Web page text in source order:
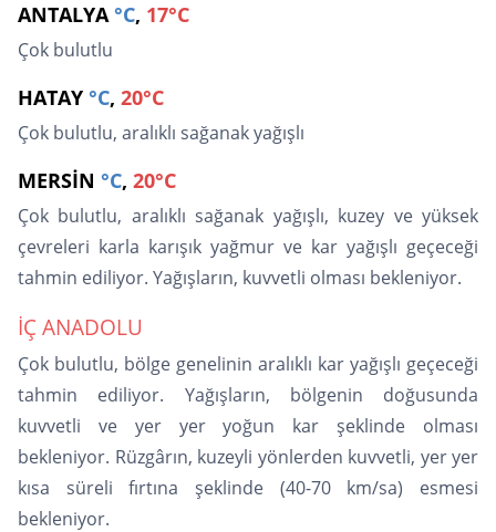
ANTALYA °C, 17°C
Çok bulutlu
HATAY °C, 20°C
Çok bulutlu, aralıklı sağanak yağışlı
MERSİN °C, 20°C
Çok bulutlu, aralıklı sağanak yağışlı, kuzey ve yüksek
çevreleri karla karışık yağmur ve kar yağışlı geçeceği
tahmin ediliyor. Yağışların, kuvvetli olması bekleniyor.
İÇ ANADOLU
Çok bulutlu, bölge genelinin aralıklı kar yağışlı geçeceği
tahmin ediliyor. Yağışların, bölgenin doğusunda
kuvvetli ve yer yer yoğun kar şeklinde olması
bekleniyor. Rüzgârın, kuzeyli yönlerden kuvvetli, yer yer
kısa süreli fırtına şeklinde (40-70 km/sa) esmesi
bekleniyor.